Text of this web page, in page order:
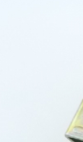
терминала
компании в г.